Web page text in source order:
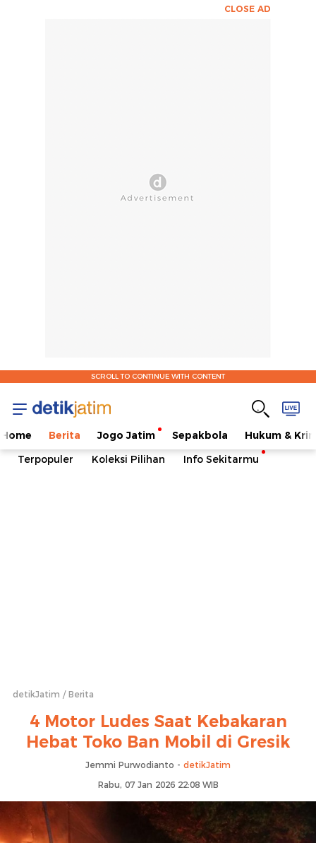
CLOSE AD
SCROLL TO CONTINUE WITH CONTENT
Home Berita Jogo Jatim Sepakbola
Hukum &
Terpopuler
Koleksi Pilihan Info Sekitarmu
detikJatim Berita
4 Motor Ludes Saat Kebakaran
Hebat Toko Ban Mobil di Gresik
Jemmi Purwodianto - detikJatim
Rabu, 07 Jan 2026 22:08 WIB